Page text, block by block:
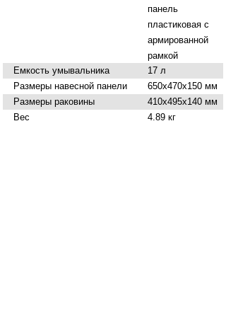
панель
пластиковая с
армированной
рамкой
Емкость умывальника
17 л
Размеры навесной панели
650х470х150 мм
Размеры раковины
410х495х140 мм
Вес
4.89 кг